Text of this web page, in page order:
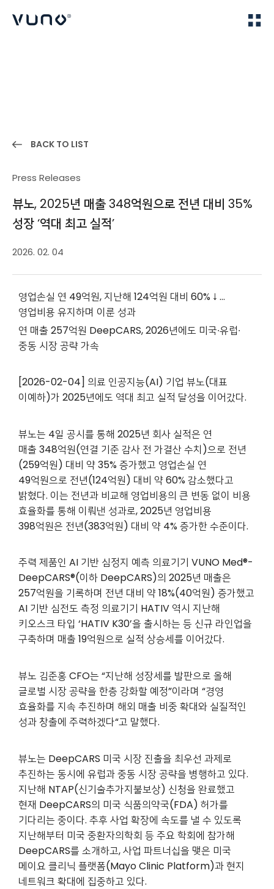
BACK TO LIST
Press Releases
뷰노, 2025년 매출 348억원으로 전년 대비 35%
성장 ‘역대 최고 실적’
2026. 02. 04
영업손실 연 49억원, 지난해 124억원 대비 60%↓…
영업비용 유지하며 이룬 성과
연 매출 257억원 DeepCARS, 2026년에도 미국∙유럽∙
중동 시장 공략 가속
[2026-02-04] 의료 인공지능(AI) 기업 뷰노(대표
이예하)가 2025년에도 역대 최고 실적 달성을 이어갔다.
뷰노는 4일 공시를 통해 2025년 회사 실적은 연
매출 348억원(연결 기준 감사 전 가결산 수치)으로 전년
(259억원) 대비 약 35% 증가했고 영업손실 연
49억원으로 전년(124억원) 대비 약 60% 감소했다고
밝혔다. 이는 전년과 비교해 영업비용의 큰 변동 없이 비용
효율화를 통해 이뤄낸 성과로, 2025년 영업비용
398억원은 전년(383억원) 대비 약 4% 증가한 수준이다.
주력 제품인 AI 기반 심정지 예측 의료기기 VUNO Med®-
DeepCARS®(이하 DeepCARS)의 2025년 매출은
257억원을 기록하며 전년 대비 약 18%(40억원) 증가했고
AI 기반 심전도 측정 의료기기 HATIV 역시 지난해
키오스크 타입 ‘HATIV K30’을 출시하는 등 신규 라인업을
구축하며 매출 19억원으로 실적 상승세를 이어갔다.
뷰노 김준홍 CFO는 “지난해 성장세를 발판으로 올해
글로벌 시장 공략을 한층 강화할 예정”이라며 “경영
효율화를 지속 추진하며 해외 매출 비중 확대와 실질적인
성과 창출에 주력하겠다“고 말했다.
뷰노는 DeepCARS 미국 시장 진출을 최우선 과제로
추진하는 동시에 유럽과 중동 시장 공략을 병행하고 있다.
지난해 NTAP(신기술추가지불보상) 신청을 완료했고
현재 DeepCARS의 미국 식품의약국(FDA) 허가를
기다리는 중이다. 추후 사업 확장에 속도를 낼 수 있도록
지난해부터 미국 중환자의학회 등 주요 학회에 참가해
DeepCARS를 소개하고, 사업 파트너십을 맺은 미국
메이요 클리닉 플랫폼(Mayo Clinic Platform)과 현지
네트워크 확대에 집중하고 있다.